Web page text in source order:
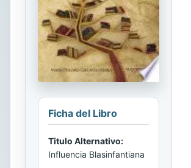
Ficha del Libro
Titulo Alternativo:
Influencia Blasinfantiana